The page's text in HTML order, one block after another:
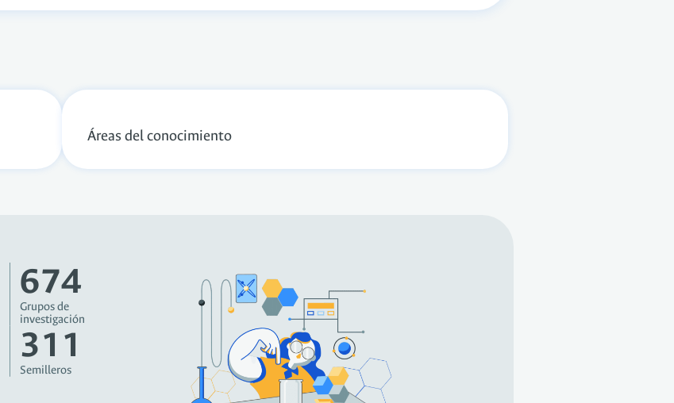
Áreas del conocimiento
674
Grupos de
investigación
311
Semilleros